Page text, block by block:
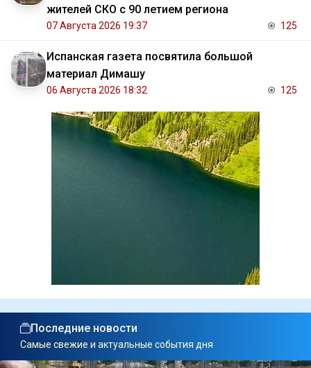
жителей СКО с 90 летием региона
07 Августа 2026 19:37 125
Испанская газета посвятила большой
материал Димашу
06 Августа 2026 18:32 125
Последние новости
Самые свежие и актуальные события дня